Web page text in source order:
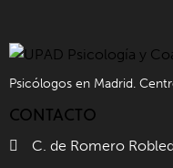
Psicólogos en Madrid.
CONTACTO
C. de Romero